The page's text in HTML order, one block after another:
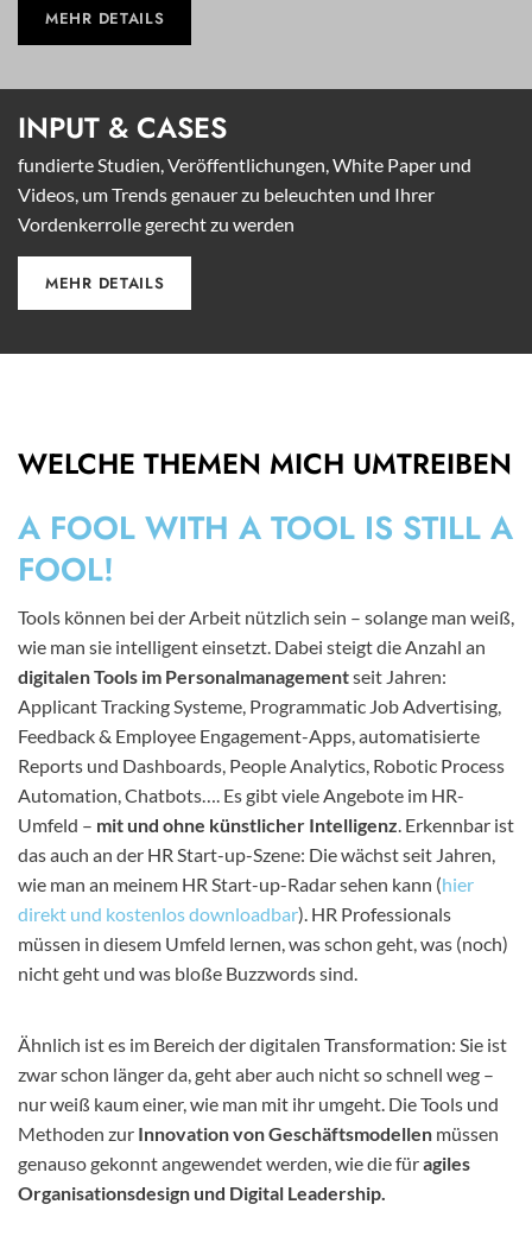
MEHR DETAILS
INPUT & CASES
fundierte Studien, Veröffentlichungen, White Paper und
Videos, um Trends genauer zu beleuchten und Ihrer
Vordenkerrolle gerecht zu werden
MEHR DETAILS
WELCHE THEMEN MICH UMTREIBEN
A FOOL WITH A TOOL IS STILL A
FOOL!
Tools können bei der Arbeit nützlich sein – solange man weiß,
wie man sie intelligent einsetzt. Dabei steigt die Anzahl an
digitalen Tools im Personalmanagementseit Jahren:
Applicant Tracking Systeme, Programmatic Job Advertising,
Feedback & Employee Engagement-Apps, automatisierte
Reports und Dashboards, People Analytics, Robotic Process
Automation, Chatbots…. Es gibt viele Angebote im HR-
Umfeld – mit und ohne künstlicher Intelligenz. Erkennbar ist
das auch an der HR Start-up-Szene: Die wächst seit Jahren,
wie man an meinem HR Start-up-Radar sehen kann (hier
direkt und kostenlos downloadbar). HR Professionals
müssen in diesem Umfeld lernen, was schon geht, was (noch)
nicht geht und was bloße Buzzwords sind.
Ähnlich ist es im Bereich der digitalen Transformation: Sie ist
zwar schon länger da, geht aber auch nicht so schnell weg –
nur weiß kaum einer, wie man mit ihr umgeht. Die Tools und
Methoden zur Innovation von Geschäftsmodellen müssen
genauso gekonnt angewendet werden, wie die füragiles
Organisationsdesign und Digital Leadership.